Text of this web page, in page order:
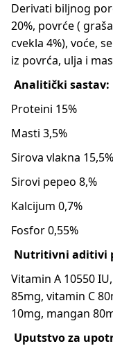
Derivati biljnog
20%, povrće (
cvekla 4%), voće,
iz povrća, ulja i
Analitički sastav:
Proteini 15%
Masti 3,5%
Sirova vlakna 15,5%
Sirovi pepeo 8,%
Kalcijum 0,7%
Fosfor 0,55%
Nutritivni aditivi
Vitamin A 10550
85mg, vitamin C
10mg, mangan
Uputstvo za